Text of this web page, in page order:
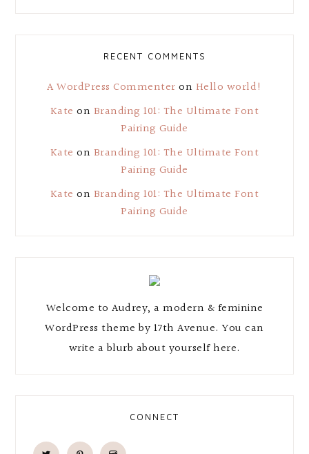
RECENT COMMENTS
A WordPress Commenter on Hello world!
Kate on Branding 101: The Ultimate Font
Pairing Guide
Kate on Branding 101: The Ultimate Font
Pairing Guide
Kate on Branding 101: The Ultimate Font
Pairing Guide
Welcome to Audrey, a modern & feminine
WordPress theme by 17th Avenue. You can
write a blurb about yourself here.
CONNECT